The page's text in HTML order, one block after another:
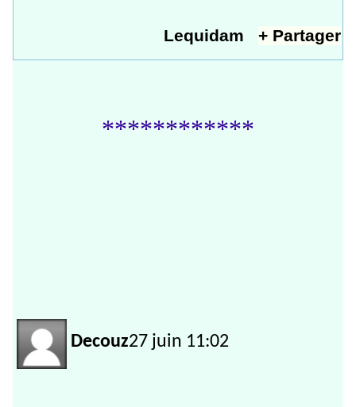
Lequidam + Partager
************
Decouz27 juin 11:02